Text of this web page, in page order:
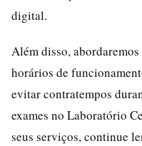
digital.
Além disso,
horários de
evitar contratempos
exames no Laboratório
seus serviços, continue